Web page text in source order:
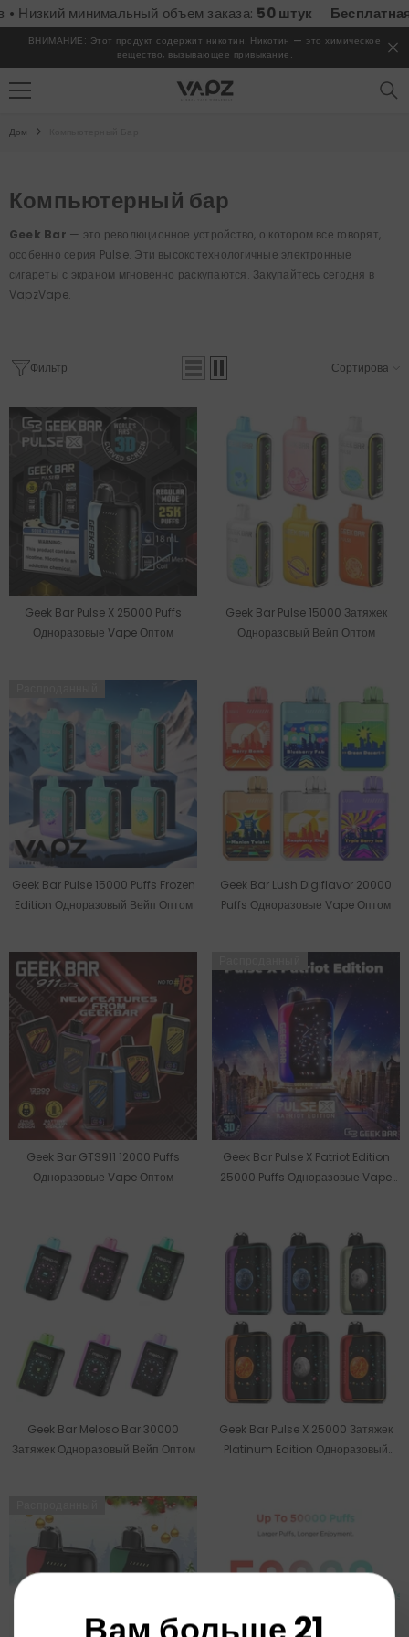
минимальный объем заказа:50 штук Бесплатная
ВНИМАНИЕ: Этот продукт содержит никотин. Никотин — это химическое
вещество, вызывающее привыкание.
Дом
Компьютерный бар
Geek Bar — это революционное устройство, о котором все говорят,
особенно серия Pulse. Эти высокотехнологичные электронные
сигареты с экраном мгновенно раскупаются. Закупайтесь сегодня в
VapzVape.
Фильтр Сортировать
Geek Bar Pulse X 25000 Puffs
Одноразовые Vape Оптом
Geek Bar Pulse 15000 Затяжек
Одноразовый Вейп Оптом
Geek Bar Pulse 15000 Puffs Frozen
Edition Одноразовый Вейп Оптом
Geek Bar Lush Digiflavor 20000
Puffs Одноразовые Vape Оптом
Geek Bar GTS911 12000 Puffs
Одноразовые Vape Оптом
Geek Bar Pulse X Patriot Edition
25000 Puffs Одноразовые Vape
Geek Bar Meloso Bar 30000
Затяжек Одноразовый Вейп Оптом
Geek Bar Pulse X 25000 Затяжек
Platinum Edition Одноразовый